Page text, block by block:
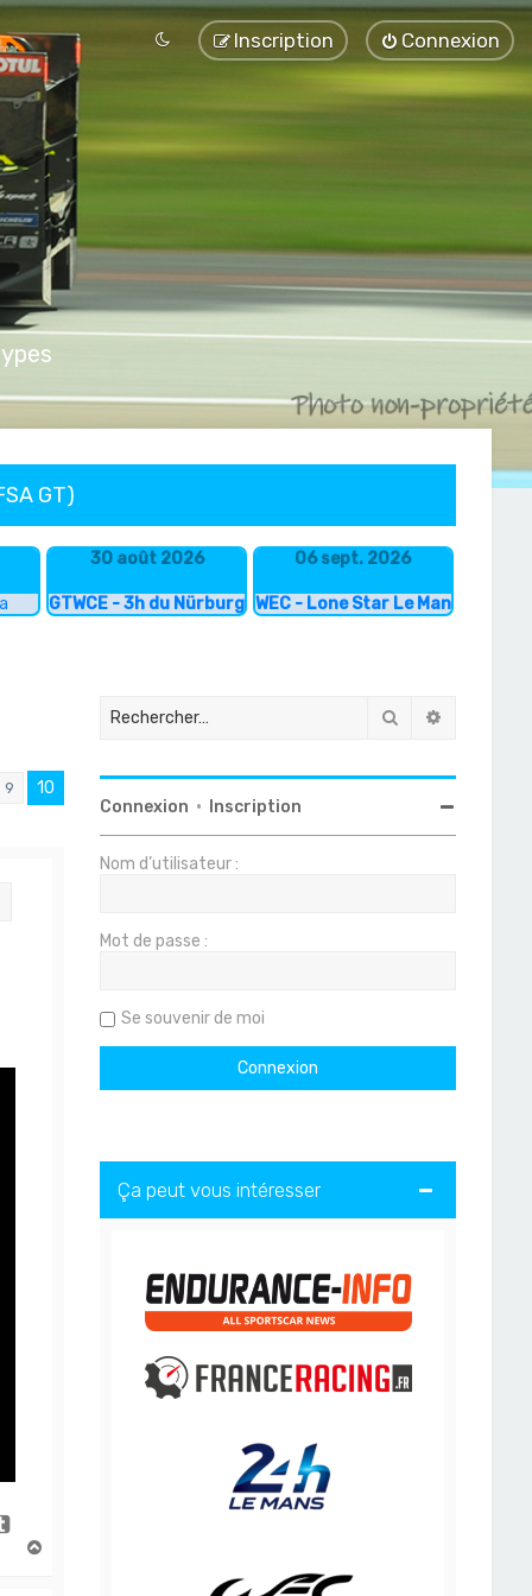
Connexion
Inscription
GT)
30 août 2026
GTWCE - 3h du Nürburgring
06 sept. 2026
WEC - Lone Star Le Mans
9 10
Rechercher
Connexion • Inscription
Nom d’utilisateur :
Mot de passe :
Se souvenir de moi
Ça peut vous intéresser